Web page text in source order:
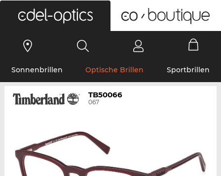
Sonnenbrillen Optische Brillen Sportbrillen
TB50066
067